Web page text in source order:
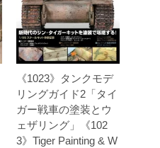
《1023》タンクモデ
リングガイド2「タイ
ガー戦車の塗装とウ
ェザリング」《102
3》Tiger Painting & W